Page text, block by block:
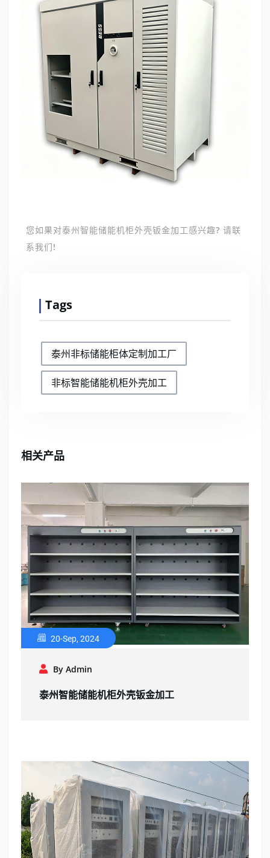
您如果对泰州智能储能机柜外壳钣金加工感兴趣? 请联
系我们!
Tags
泰州非标储能柜体定制加工厂
非标智能储能机柜外壳加工
相关产品
20-Sep, 2024
By Admin
泰州智能储能机柜外壳钣金加工